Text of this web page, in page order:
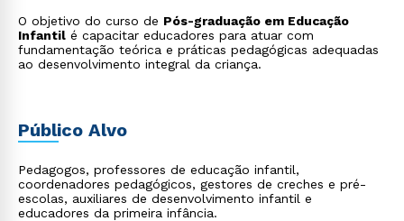
O objetivo do curso de Pós-graduação em Educação
Infantil é capacitar educadores para atuar com
fundamentação teórica e práticas pedagógicas adequadas
ao desenvolvimento integral da criança.
Público Alvo
Pedagogos, professores de educação infantil,
coordenadores pedagógicos, gestores de creches e pré-
escolas, auxiliares de desenvolvimento infantil e
educadores da primeira infância.